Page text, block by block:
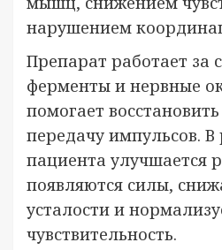
нарушением
Препарат работает за
ферменты и нервные
помогает
передачу импульсов. В
пациента улучшается
появляются силы,
усталости и
чувствительность.